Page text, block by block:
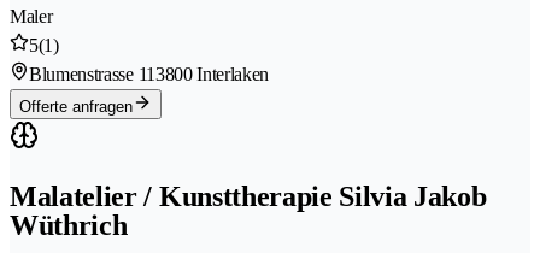
Maler
5(1)
Blumenstrasse 113800 Interlaken
Offerte anfragen
Malatelier / Kunsttherapie Silvia Jakob
Wüthrich